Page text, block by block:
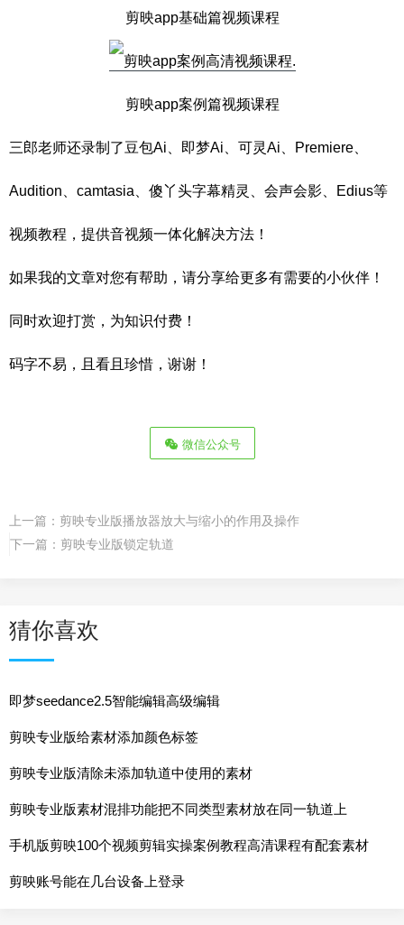
剪映app基础篇视频课程
剪映app案例篇视频课程
三郎老师还录制了豆包Ai、即梦Ai、可灵Ai、Premiere、
Audition、camtasia、傻丫头字幕精灵、会声会影、Edius等
视频教程，提供音视频一体化解决方法！
如果我的文章对您有帮助，请分享给更多有需要的小伙伴！
同时欢迎打赏，为知识付费！
码字不易，且看且珍惜，谢谢！
微信公众号
上一篇： 剪映专业版播放器放大与缩小的作用及操作
下一篇： 剪映专业版锁定轨道
猜你喜欢
即梦seedance2.5智能编辑高级编辑
剪映专业版给素材添加颜色标签
剪映专业版清除未添加轨道中使用的素材
剪映专业版素材混排功能把不同类型素材放在同一轨道上
手机版剪映100个视频剪辑实操案例教程高清课程有配套素材
剪映账号能在几台设备上登录